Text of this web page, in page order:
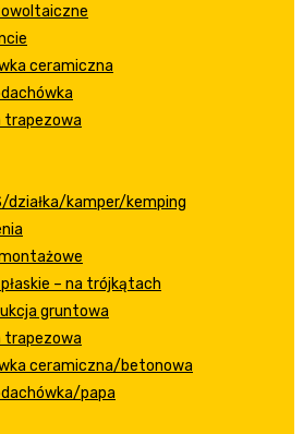
ceramiczna
trapezowa
działka/kamper/kemping
– na trójkątach
gruntowa
trapezowa
ceramiczna/betonowa
papa